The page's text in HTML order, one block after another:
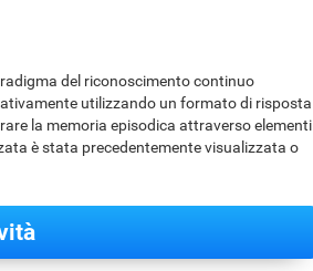
del riconoscimento continuo
utilizzando un formato di risposta
la memoria episodica attraverso elementi
è stata precedentemente visualizzata o